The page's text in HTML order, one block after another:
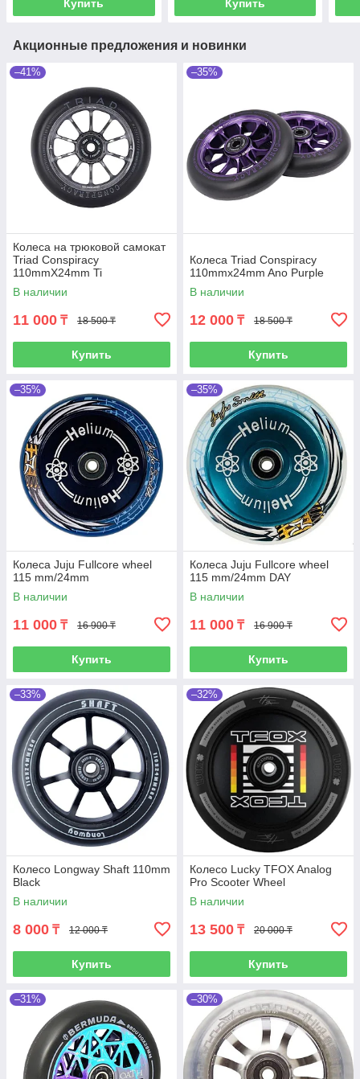
Купить Купить
Акционные предложения и новинки
–41%
Колеса на трюковой самокат
Triad Conspiracy
110mmX24mm Ti
В наличии
11 000 ₸ 18 500 ₸
Купить
–35%
Колеса Triad Conspiracy
110mmx24mm Ano Purple
В наличии
12 000 ₸ 18 500 ₸
Купить
–35%
Колеса Juju Fullcore wheel
115 mm/24mm
В наличии
11 000 ₸ 16 900 ₸
Купить
–35%
Колеса Juju Fullcore wheel
115 mm/24mm DAY
В наличии
11 000 ₸ 16 900 ₸
Купить
–33%
Колесо Longway Shaft 110mm
Black
В наличии
8 000 ₸ 12 000 ₸
Купить
–32%
Колесо Lucky TFOX Analog
Pro Scooter Wheel
В наличии
13 500 ₸ 20 000 ₸
Купить
–31% –30%